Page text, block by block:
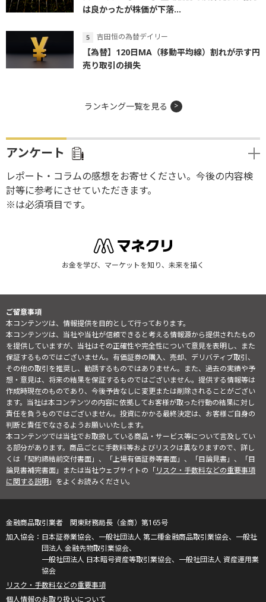
は良かったが株価が下落...
吉田恒の為替デイリー
【為替】120日MA（移動平均線）割れが示す円
売り取引の損失
ランキング一覧を見る
アンケート
レポート・コラムの感想をお寄せください。今後の内容検
討等に参考にさせていただきます。
※は必須項目です。
お金を学び、マーケットを知り、未来を描く
ご留意事項
本コンテンツは、情報提供を目的として行っております。
本コンテンツは、当社や当社が信頼できると考える情報源から提供されたもの
を提供していますが、当社はその正確性や完全性について意見を表明し、また
保証するものではございません。有価証券の購入、売却、デリバティブ取引、
その他の取引を推奨し、勧誘するものではありません。また、過去の実績や予
想・意見は、将来の結果を保証するものではございません。提供する情報等は
作成時現在のものであり、今後予告なしに変更または削除されることがござい
ます。当社は本コンテンツの内容に依拠してお客様が取った行動の結果に対し
責任を負うものではございません。投資にかかる最終決定は、お客様ご自身の
判断と責任でなさるようお願いいたします。
本コンテンツでは当社でお取扱している商品・サービス等について言及してい
る部分があります。商品ごとに手数料等およびリスクは異なりますので、詳し
くは「契約締結前交付書面」、「上場有価証券等書面」、「目論見書」、「目
論見書補完書面」または当社ウェブサイトの「リスク・手数料などの重要事項
に関する説明」をよくお読みください。
金融商品取引業者 関東財務局長（金商）第165号
日本証券業協会、一般社団法人 第二種金融商品取引業協会、一般社
団法人 金融先物取引業協会、
一般社団法人 日本暗号資産等取引業協会、一般社団法人 資産運用業
協会
リスク・手数料などの重要事項
個人情報のお取り扱いについて